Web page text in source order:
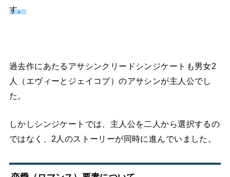
す。
過去作にあたるアサシンクリードシンジケートも男女2
人（エヴィーとジェイコブ）のアサシンが主人公でし
た。
しかしシンジケートでは、主人公を二人から選択するの
ではなく、2人のストーリーが同時に進んでいました。